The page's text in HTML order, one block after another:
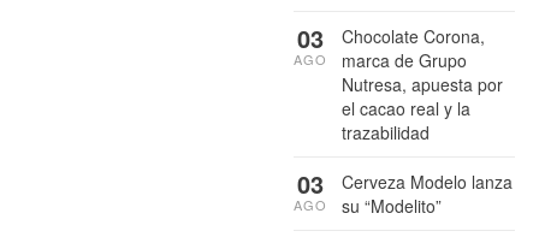
Chocolate Corona,
marca de Grupo
Nutresa, apuesta por
el cacao real y la
trazabilidad
03
AGO
Cerveza Modelo lanza
su “Modelito”
03
AGO